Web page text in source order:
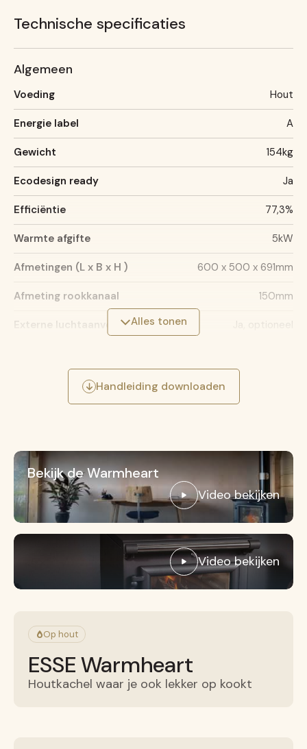
Technische specificaties
Algemeen
Voeding Hout
Energie label A
Gewicht 154kg
Ecodesign ready Ja
Efficiëntie 77,3%
Warmte afgifte 5kW
Afmetingen (L x B x H ) 600 x 500 x 691mm
Afmeting rookkanaal 150mm
Externe luchtaanvoer Ja, optioneel
Kook capaciteit
Temperatuurbereik kookplaat
Alles tonen
Handleiding downloaden
Bekijk de Warmheart
Video bekijken
Video bekijken
Op hout
ESSE Warmheart
Houtkachel waar je ook lekker op kookt